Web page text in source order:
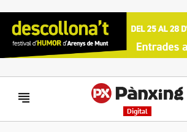
Digital